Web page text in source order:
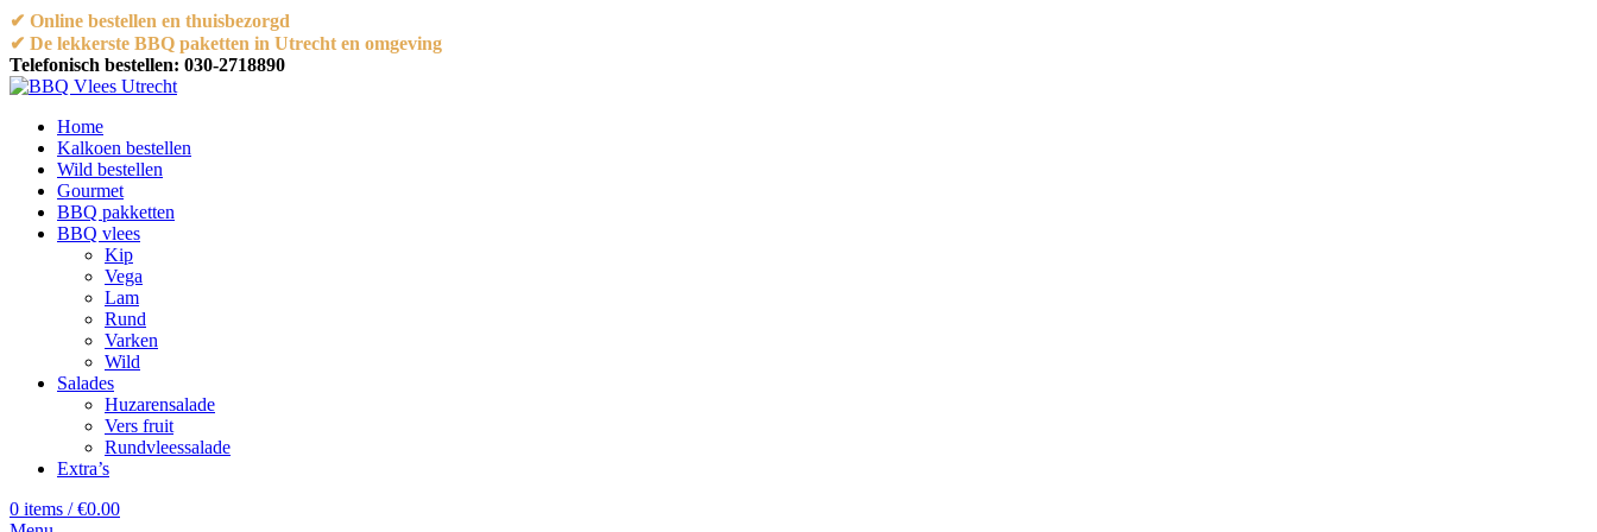
✔ Online bestellen en thuisbezorgd
✔ De lekkerste BBQ paketten in Utrecht en omgeving
Telefonisch bestellen: 030-2718890
Home
Kalkoen bestellen
Wild bestellen
Gourmet
BBQ pakketten
BBQ vlees
Kip
Vega
Lam
Rund
Varken
Wild
Salades
Huzarensalade
Vers fruit
Rundvleessalade
Extra’s
0 items / €0.00